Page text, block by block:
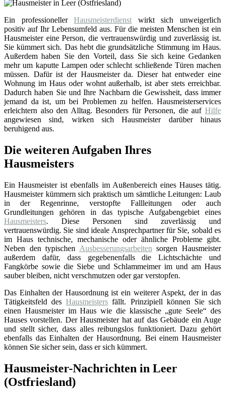
Ein professionellerHausmeisterdienst wirkt sich unweigerlich
positiv auf Ihr Lebensumfeld aus. Für die meisten Menschen ist ein
Hausmeister eine Person, die vertrauenswürdig und zuverlässig ist.
Sie kümmert sich. Das hebt die grundsätzliche Stimmung im Haus.
Außerdem haben Sie den Vorteil, dass Sie sich keine Gedanken
mehr um kaputte Lampen oder schlecht schließende Türen machen
müssen. Dafür ist der Hausmeister da. Dieser hat entweder eine
Wohnung im Haus oder wohnt außerhalb, ist aber stets erreichbar.
Dadurch haben Sie und Ihre Nachbarn die Gewissheit, dass immer
jemand da ist, um bei Problemen zu helfen. Hausmeisterservices
erleichtern also den Alltag. Besonders für Personen, die auf Hilfe
angewiesen sind, wirken sich Hausmeister darüber hinaus
beruhigend aus.
Die weiteren Aufgaben Ihres
Hausmeisters
Ein Hausmeister ist ebenfalls im Außenbereich eines Hauses tätig.
Hausmeister kümmern sich praktisch um sämtliche Leitungen: Laub
in der Regenrinne, verstopfte Fallleitungen oder auch
Grundleitungen gehören in das typische Aufgabengebiet eines
Hausmeisters. Diese Personen sind zuverlässig und
vertrauenswürdig. Sie sind ideale Ansprechpartner für Sie, sobald es
im Haus technische, mechanische oder ähnliche Probleme gibt.
Neben den typischen Ausbesserungsarbeiten sorgen Hausmeister
außerdem dafür, dass gegebenenfalls die Lichtschächte und
Fangkörbe sowie die Siebe und Schlammeimer im und am Haus
sauber bleiben, nicht verschmutzen oder gar verstopfen.
Das Einhalten der Hausordnung ist ein weiterer Aspekt, der in das
Tätigkeitsfeld desHausmeisters fällt. Prinzipiell können Sie sich
einen Hausmeister im Haus wie die klassische „gute Seele“ des
Hauses vorstellen. Der Hausmeister hat auf das Gebäude ein Auge
und stellt sicher, dass alles reibungslos funktioniert. Dazu gehört
ebenfalls das Einhalten der Hausordnung. Bei einem Hausmeister
können Sie sicher sein, dass er sich kümmert.
Hausmeister-Nachrichten in Leer
(Ostfriesland)